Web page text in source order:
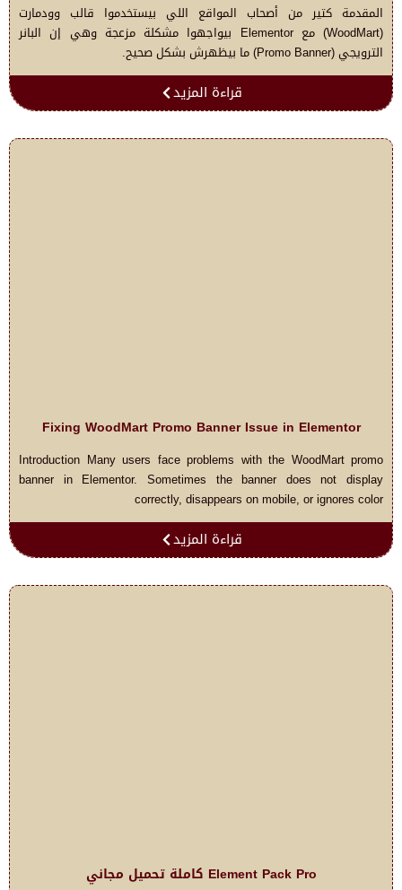
المقدمة كتير من أصحاب المواقع اللي بيستخدموا قالب وودمارت
(WoodMart) مع Elementor بيواجهوا مشكلة مزعجة وهي إن البانر
الترويجي (Promo Banner) ما بيظهرش بشكل صحيح.
قراءة المزيد
Fixing WoodMart Promo Banner Issue in Elementor
Introduction Many users face problems with the WoodMart promo
banner in Elementor. Sometimes the banner does not display
correctly, disappears on mobile, or ignores color
قراءة المزيد
Element Pack Pro كاملة تحميل مجاني